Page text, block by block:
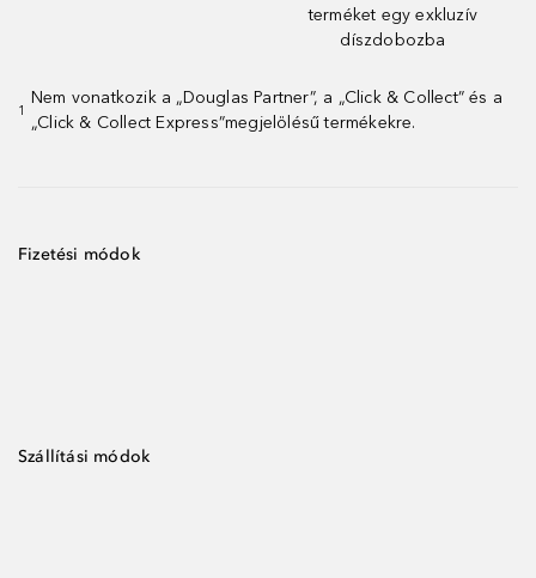
terméket egy exkluzív
díszdobozba
1
Nem vonatkozik a „Douglas Partner”, a „Click & Collect” és a
„Click & Collect Express”megjelölésű termékekre.
Fizetési módok
Szállítási módok